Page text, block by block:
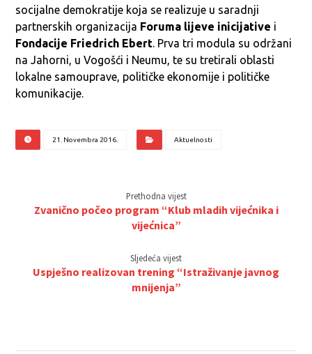
socijalne demokratije koja se realizuje u saradnji
partnerskih organizacija Foruma lijeve inicijative i
Fondacije Friedrich Ebert. Prva tri modula su održani
na Jahorni, u Vogošći i Neumu, te su tretirali oblasti
lokalne samouprave, političke ekonomije i političke
komunikacije.
21. Novembra 2016. Aktuelnosti
Prethodna vijest
Zvanično počeo program “Klub mladih vijećnika i
vijećnica”
Sljedeća vijest
Uspješno realizovan trening “Istraživanje javnog
mnijenja”